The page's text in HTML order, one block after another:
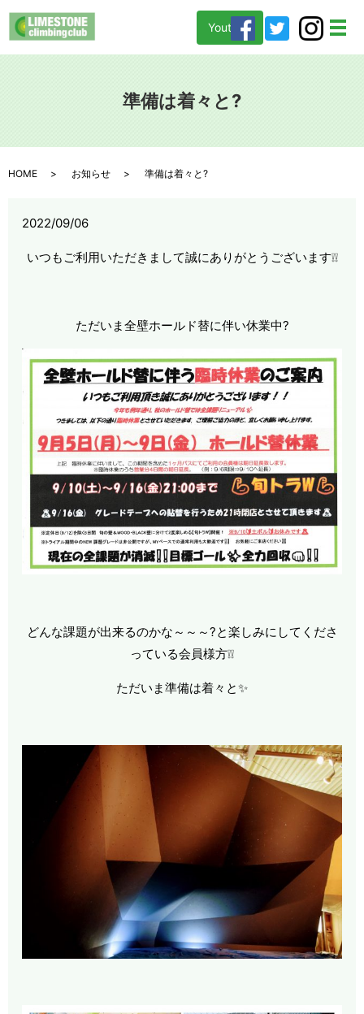
メ
Youtube
準備は着々と?
HOME お知らせ 準備は着々と?
2022/09/06
いつもご利用いただきまして誠にありがとうございます❕❕
ただいま全壁ホールド替に伴い休業中?
どんな課題が出来るのかな～～～?と楽しみにしてくださ
っている会員様方❕❕
ただいま準備は着々と✨